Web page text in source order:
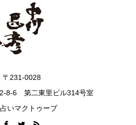
〒231-0028
8-6 第二東里ビル314号室
いマクトゥーブ